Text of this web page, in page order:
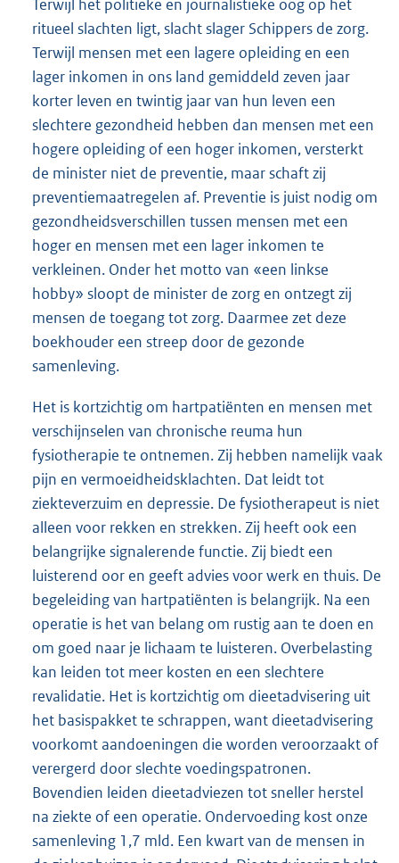
Terwijl het politieke en journalistieke oog op het
ritueel slachten ligt, slacht slager Schippers de zorg.
Terwijl mensen met een lagere opleiding en een
lager inkomen in ons land gemiddeld zeven jaar
korter leven en twintig jaar van hun leven een
slechtere gezondheid hebben dan mensen met een
hogere opleiding of een hoger inkomen, versterkt
de minister niet de preventie, maar schaft zij
preventiemaatregelen af. Preventie is juist nodig om
gezondheidsverschillen tussen mensen met een
hoger en mensen met een lager inkomen te
verkleinen. Onder het motto van «een linkse
hobby» sloopt de minister de zorg en ontzegt zij
mensen de toegang tot zorg. Daarmee zet deze
boekhouder een streep door de gezonde
samenleving.
Het is kortzichtig om hartpatiënten en mensen met
verschijnselen van chronische reuma hun
fysiotherapie te ontnemen. Zij hebben namelijk vaak
pijn en vermoeidheidsklachten. Dat leidt tot
ziekteverzuim en depressie. De fysiotherapeut is niet
alleen voor rekken en strekken. Zij heeft ook een
belangrijke signalerende functie. Zij biedt een
luisterend oor en geeft advies voor werk en thuis. De
begeleiding van hartpatiënten is belangrijk. Na een
operatie is het van belang om rustig aan te doen en
om goed naar je lichaam te luisteren. Overbelasting
kan leiden tot meer kosten en een slechtere
revalidatie. Het is kortzichtig om dieetadvisering uit
het basispakket te schrappen, want dieetadvisering
voorkomt aandoeningen die worden veroorzaakt of
verergerd door slechte voedingspatronen.
Bovendien leiden dieetadviezen tot sneller herstel
na ziekte of een operatie. Ondervoeding kost onze
samenleving 1,7 mld. Een kwart van de mensen in